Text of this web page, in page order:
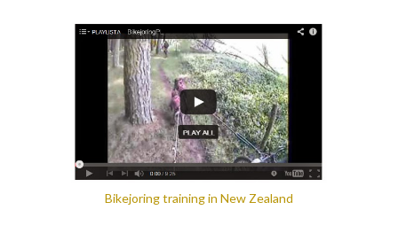
Bikejoring training in New Zealand